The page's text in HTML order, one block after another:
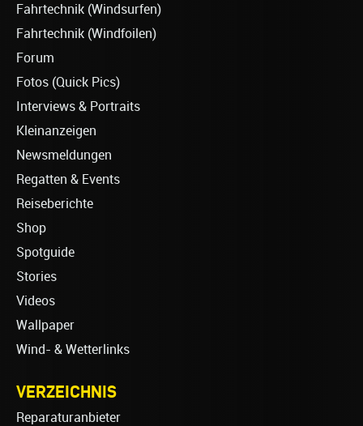
Fahrtechnik (Windsurfen)
Fahrtechnik (Windfoilen)
Forum
Fotos (Quick Pics)
Interviews & Portraits
Kleinanzeigen
Newsmeldungen
Regatten & Events
Reiseberichte
Shop
Spotguide
Stories
Videos
Wallpaper
Wind- & Wetterlinks
VERZEICHNIS
Reparaturanbieter